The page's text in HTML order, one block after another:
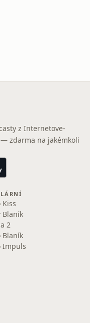
z Internetove-
zdarma na jakémkoli
Kiss
Blaník
2
Blaník
Impuls